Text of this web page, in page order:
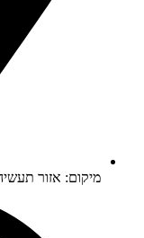
מיקום: אזור